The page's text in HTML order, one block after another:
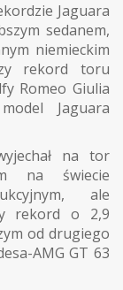
Jaguara
sedanem,
niemieckim
rekord toru
Romeo Giulia
Jaguara
na tor
na świecie
ale
rekord o 2,9
od drugiego
AMG GT 63